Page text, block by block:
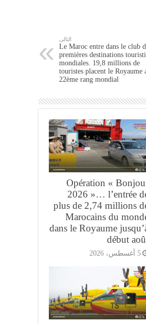
التالى
Le Maroc entre dans le club
premières destinations
mondiales. 19,8 millions de
touristes placent le Royaume
22ème rang mondial
Opération «
2026 »… l’entrée
plus de 2,74 millions
Marocains du
dans le Royaume
début
5 أغسطس، 2026